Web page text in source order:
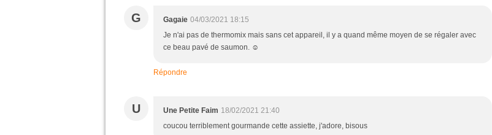
G Gagaie 04/03/2021 18:15
Je n'ai pas de thermomix mais sans cet appareil, il y a quand même moyen de se régaler avec
ce beau pavé de saumon. ☺
Répondre
U Une Petite Faim 18/02/2021 21:40
coucou terriblement gourmande cette assiette, j'adore, bisous